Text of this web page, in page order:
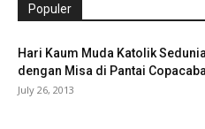
Populer
Hari Kaum Muda Katolik
dengan Misa di Pantai
July 26, 2013